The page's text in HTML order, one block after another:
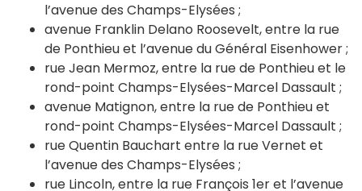
l’avenue des Champs-Elysées ;
avenue Franklin Delano Roosevelt, entre la rue
de Ponthieu et l’avenue du Général Eisenhower ;
rue Jean Mermoz, entre la rue de Ponthieu et le
rond-point Champs-Elysées-Marcel Dassault ;
avenue Matignon, entre la rue de Ponthieu et
rond-point Champs-Elysées-Marcel Dassault ;
rue Quentin Bauchart entre la rue Vernet et
l’avenue des Champs-Elysées ;
rue Lincoln, entre la rue François 1er et l’avenue